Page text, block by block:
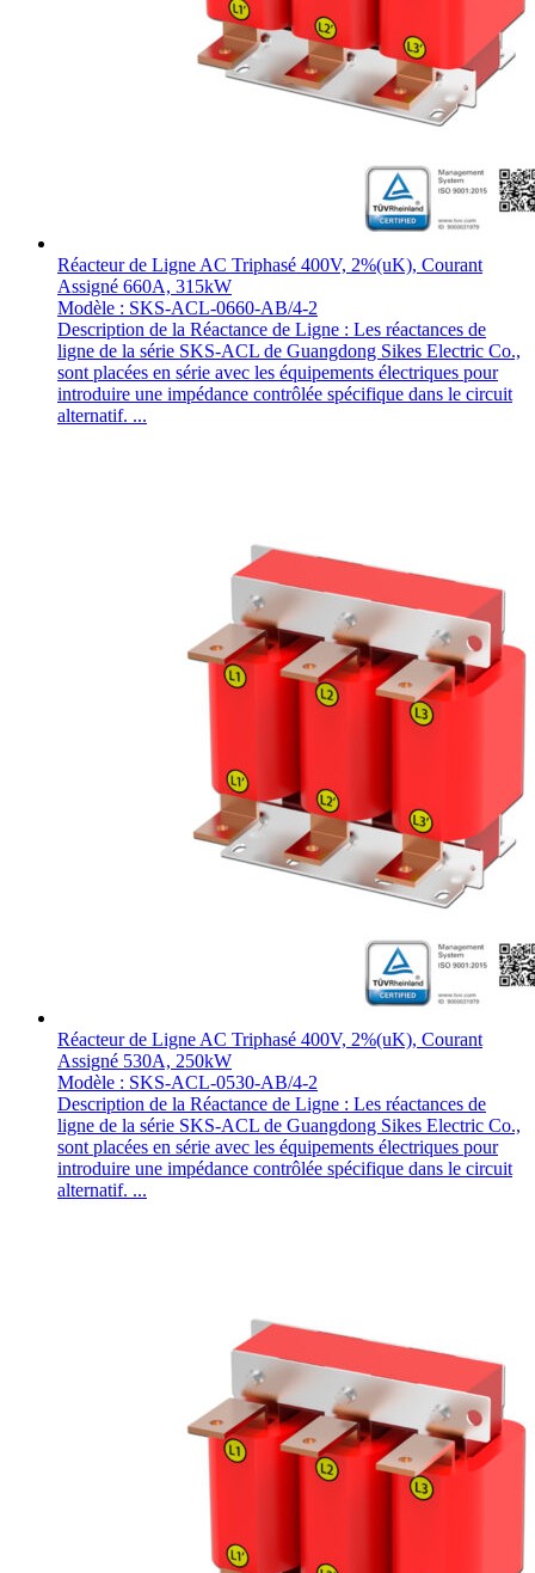
Réacteur de Ligne AC Triphasé 400V, 2%(uK), Courant
Assigné 660A, 315kW
Modèle : SKS-ACL-0660-AB/4-2
Description de la Réactance de Ligne : Les réactances de
ligne de la série SKS-ACL de Guangdong Sikes Electric Co.,
sont placées en série avec les équipements électriques pour
introduire une impédance contrôlée spécifique dans le circuit
alternatif. ...
Réacteur de Ligne AC Triphasé 400V, 2%(uK), Courant
Assigné 530A, 250kW
Modèle : SKS-ACL-0530-AB/4-2
Description de la Réactance de Ligne : Les réactances de
ligne de la série SKS-ACL de Guangdong Sikes Electric Co.,
sont placées en série avec les équipements électriques pour
introduire une impédance contrôlée spécifique dans le circuit
alternatif. ...